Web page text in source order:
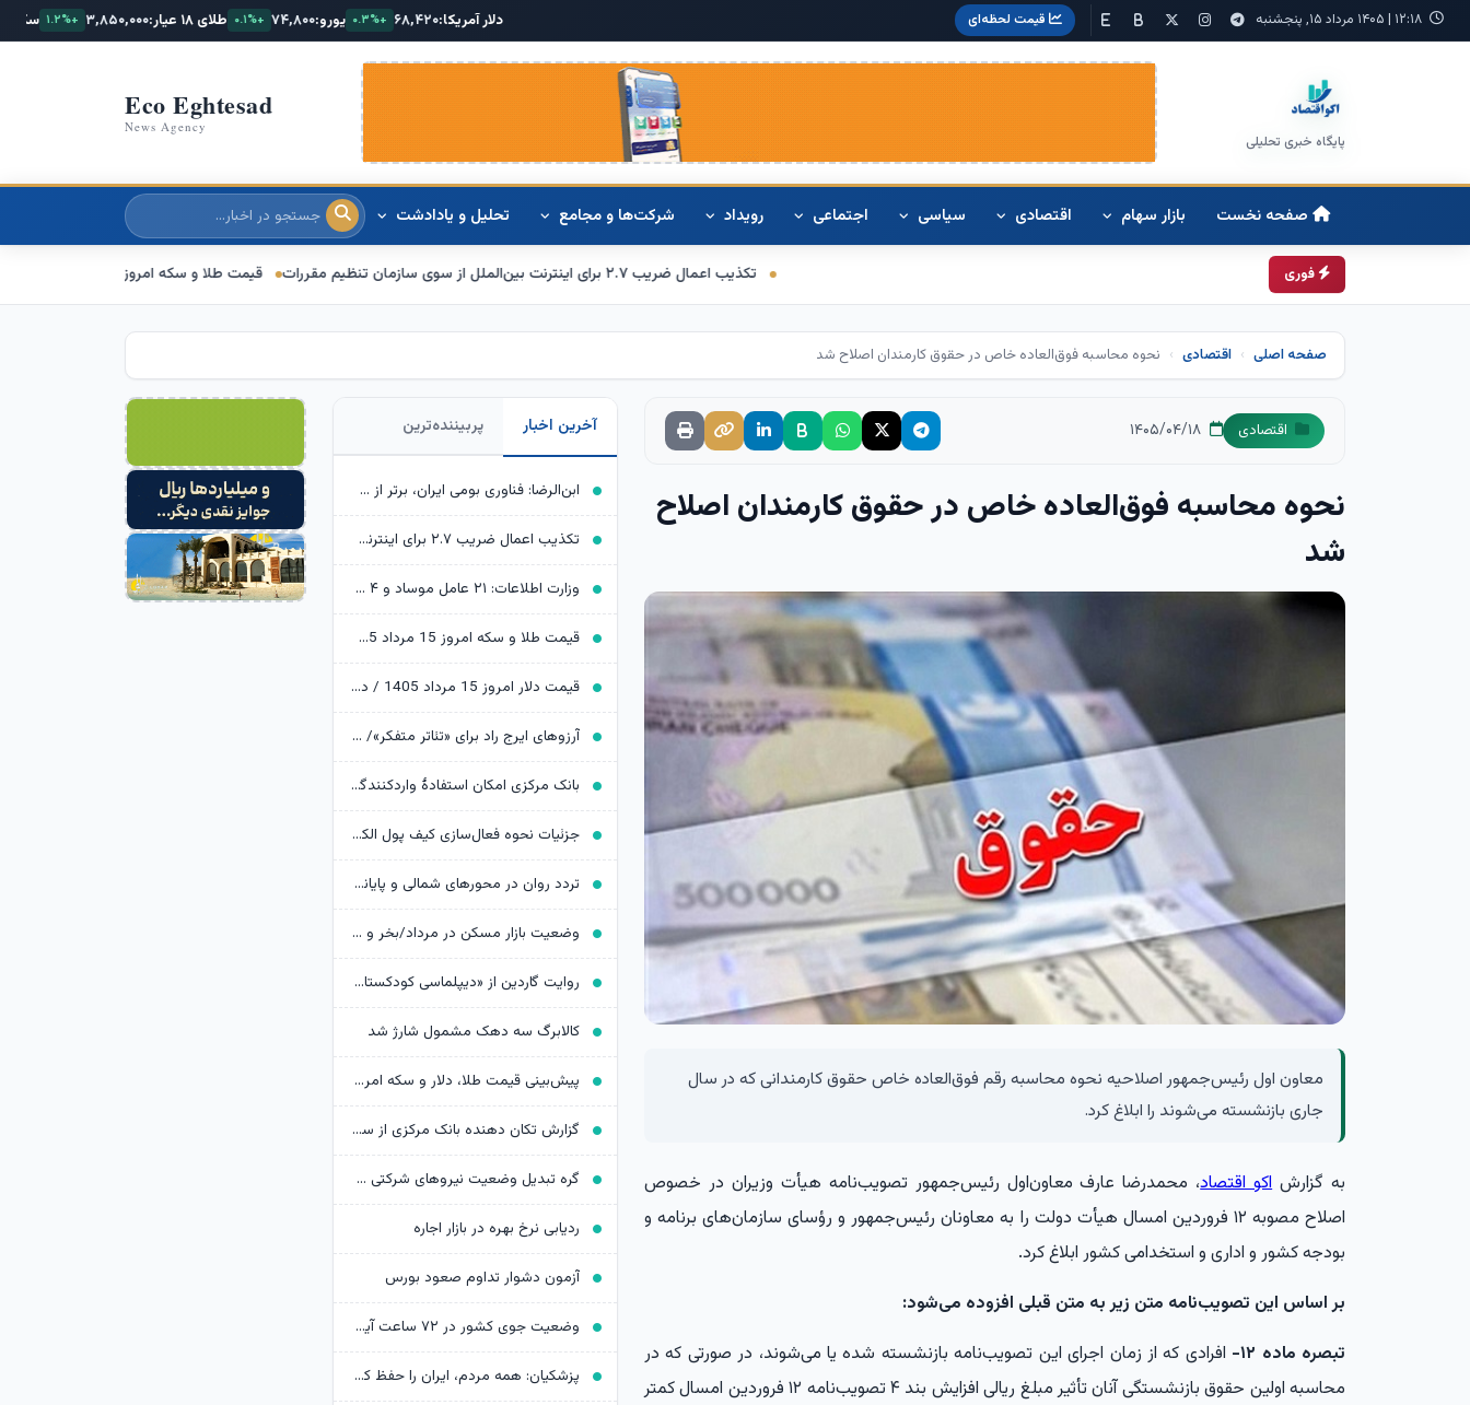
۱۲:۱۸ | ۱۴۰۵ مرداد ۱۵, پنجشنبه قیمت لحظه‌ای ۶۸,۴۲۰ +۰.۳% یورو:۷۴,۸۰۰ +۰.۱% طلای ۱۸ عیار: ۳,۸۵۰,۰۰۰ +۱.۲% سکه امامی:۴۲,۵۰۰,۰۰۰
پایگاه خبری تحلیلی
Eco Eghtesad
News Agency
صفحه نخست بازار سهام اقتصادی سیاسی اجتماعی رویداد شرکت‌ها و مجامع تحلیل و یادادشت درباره ما
فوری تکذیب اعمال ضریب ۲.۷ برای اینترنت بین‌الملل از سوی سازمان تنظیم مقررات قیمت طلا و سکه امروز 15 مرداد 1405/ فرمان بازار طلا به دست اونس جهانی افتاد
صفحه اصلی اقتصادی نحوه محاسبه فوق‌العاده خاص در حقوق کارمندان اصلاح شد
اقتصادی
نحوه محاسبه فوق‌العاده خاص در حقوق کارمندان اصلاح
شد
معاون اول رئیس‌جمهور اصلاحیه نحوه محاسبه رقم فوق‌العاده خاص حقوق کارمندانی که در سال
جاری بازنشسته می‌شوند را ابلاغ کرد.
به گزارشاکو اقتصاد، محمدرضا عارف معاون‌اول رئیس‌جمهور تصویب‌نامه هیأت وزیران در خصوص
اصلاح مصوبه ۱۲ فروردین امسال هیأت دولت را به معاونان رئیس‌جمهور و رؤسای سازمان‌های برنامه و
بودجه کشور و اداری و استخدامی کشور ابلاغ کرد.
بر اساس این تصویب‌نامه متن زیر به متن قبلی افزوده می‌شود:
تبصره ماده ۱۲-
افرادی که از زمان اجرای این تصویب‌نامه بازنشسته شده یا می‌شوند، در صورتی که در
محاسبه اولین حقوق بازنشستگی آنان تأثیر مبلغ ریالی افزایش بند ۴ تصویب‌نامه ۱۲ فروردین امسال کمتر
آخرین اخبار پربیننده‌ترین
ابن‌الرضا: فناوری بومی ایران، برتر از هر سامانه وارداتی در منطقه است
تکذیب اعمال ضریب ۲.۷ برای اینترنت بین‌الملل از سوی سازمان تنظیم مقررات
وزارت اطلاعات: ۲۱ عامل موساد و ۴ عضو باندهای مسلح بازداشت شدند
قیمت طلا و سکه امروز 15 مرداد 1405/ فرمان بازار طلا به دست اونس جهانی افتاد
قیمت دلار امروز 15 مرداد 1405 / دلار ۴ هزار تومان ریخت
آرزوهای ایرج راد برای «تئاتر متفکر»/ «آبجی‌ها و آقاجان» روی صحنه می‌رود
بانک مرکزی امکان استفادۀ واردکنندگان دارو از اوراق گام را تا پایان امسال تمدید کرد
جزئیات نحوه فعال‌سازی کیف پول الکترونیک
تردد روان در محورهای شمالی و پایانه‌های مرزی اربعین
وضعیت بازار مسکن در مرداد/بخر و بفروش‌ها دست از کار کشیدند
روایت گاردین از «دیپلماسی کودکستانی» ترامپ در برابر ایران
کالابرگ سه دهک مشمول شارژ شد
پیش‌بینی قیمت طلا، دلار و سکه امروز 15 مرداد 1405/ بازار منتظر مذاکرات تنگه هرمز
گزارش تکان‌ دهنده بانک مرکزی از سفره ایرانی‌ها؛ تورم چگونه فقرا را فقیرتر کرد؟
گره تبدیل وضعیت نیروهای شرکتی / قانون مانع است یا پیمانکاران؟
ردیابی نرخ بهره در بازار اجاره
آزمون دشوار تداوم صعود بورس
وضعیت جوی کشور در ۷۲ ساعت آینده؛ موج بارش‌های تابستانه در راه ۱۱ استان
پزشکیان: همه مردم، ایران را حفظ کردند/ بودن رهبر انقلاب قوت قلب بالایی برای ماست